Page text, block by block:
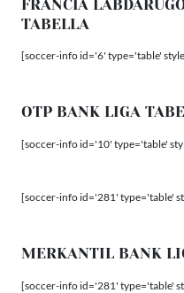
FRANCIA
TABELLA
[soccer-info id='6' type='table'
OTP BANK LIGA
[soccer-info id='10' type='table'
[soccer-info id='281' type='table'
MERKANTIL BANK
[soccer-info id='281' type='table'